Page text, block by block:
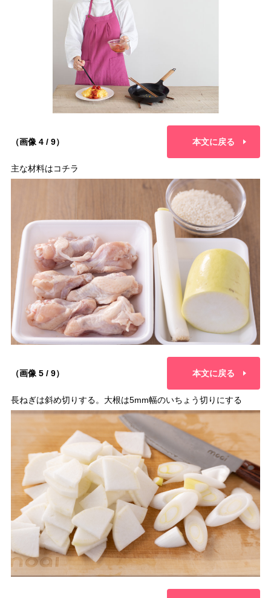
（画像 4 / 9） 本文に戻る
主な材料はコチラ
（画像 5 / 9） 本文に戻る
長ねぎは斜め切りする。大根は5mm幅のいちょう切りにする